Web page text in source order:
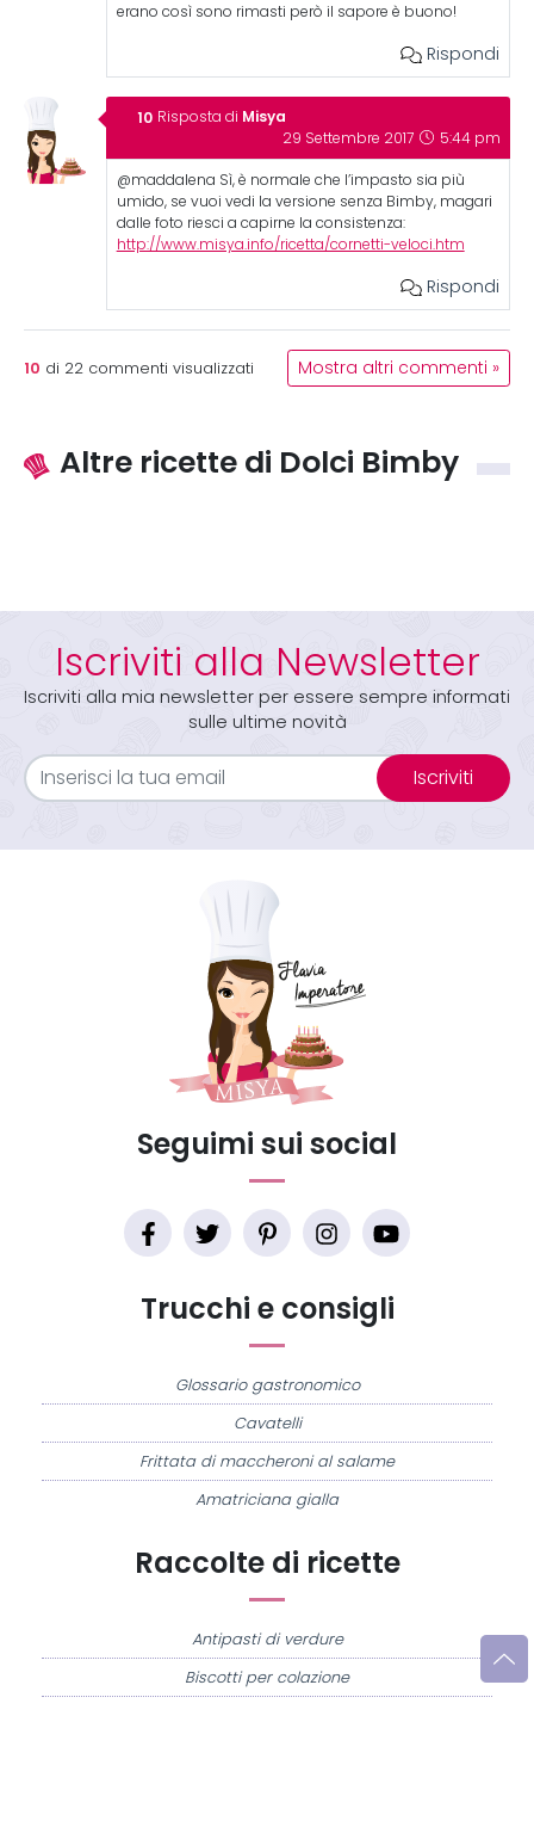
erano così sono rimasti però il sapore è buono!
Rispondi
Risposta di Misya
29 Settembre 2017 5:44 pm
@maddalena Sì, è normale che l’impasto sia più
umido, se vuoi vedi la versione senza Bimby, magari
dalle foto riesci a capirne la consistenza:
http://www.misya.info/ricetta/cornetti-veloci.htm
Rispondi
10 di 22 commenti visualizzati Mostra altri commenti »
Altre ricette di Dolci Bimby
Iscriviti alla Newsletter
Iscriviti alla mia newsletter per essere sempre informati
sulle ultime novità
Iscriviti
Raccolte di ricette
Antipasti di verdure
Biscotti per colazione
Trucchi e consigli
Glossario gastronomico
Cavatelli
Frittata di maccheroni al salame
Amatriciana gialla
Seguimi sui social